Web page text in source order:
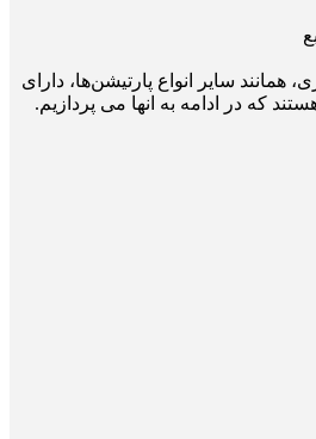
همانند سایر انواع پارتیشن‌ها، دارای
که در ادامه به انها می پردازیم.